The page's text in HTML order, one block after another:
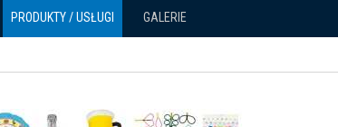
PRODUKTY / USŁUGI GALERIE